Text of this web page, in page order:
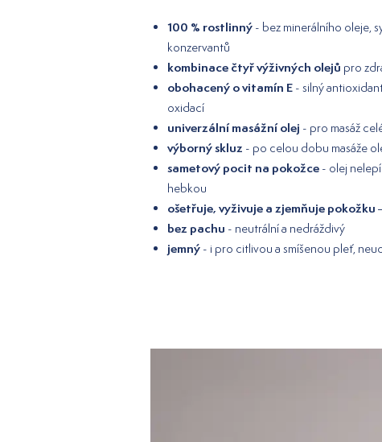
100 % rostlinný- bez minerálního oleje,
konzervantů
kombinace čtyř výživných olejů pro
obohacený o vitamín E- silný
oxidací
univerzální masážní olej - pro masáž
výborný skluz - po celou dobu masáže
sametový pocit na pokožce- olej nelepí
hebkou
ošetřuje, vyživuje a zjemňuje pokožku
bez pachu - neutrální a nedráždivý
jemný- i pro citlivou a smíšenou pleť,